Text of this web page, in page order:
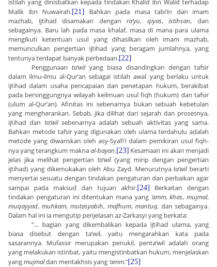
istilah yang dinisbatkan kepada tindakan Khalid ibn Walid terhadap
Malik ibn Nuwairah.[21] Bahkan pada masa tabi’in dan imam
mazhab, ijtihad disamakan denganra’yu, qiyas,istihsan, dan
sebagainya. Baru lah pada masa khalaf, masa di mana para ulama
mengikuti ketentuan usul yang dihasilkan oleh imam mazhab,
memunculkan pengertian ijtihad yang beragam jumlahnya, yang
tentunya terdapat banyak perbedaan.[22]
Penggunaan ta’wilyang biasa disandingkan dengan tafsir
dalam ilmu-ilmu al-Qur’an sebagai istilah awal yang berlaku untuk
ijtihad dalam usaha pencapaian dan penetapan hukum, berakibat
pada bersinggungnya wilayah keilmuan usul fiqh (hukum) dan tafsir
(ulum al-Qur’an). Afinitas ini sebenarnya bukan sebuah kebetulan
yang mengherankan. Sebab, jika dilihat dari sejarah dan prosesnya,
ijtihad dan ta’wilsebenarnya adalah sebuah aktivitas yang sama.
Bahkan metode tafsir yang digunakan oleh ulama terdahulu adalah
metode yang diwariskan oleh asy-Syafi’i dalam pemikiran usul fiqh-
nya yang terangkum maknaal-bayan.[23] Kesamaan ini akan menjadi
jelas jika melihat pengertian ta’wil(yang mirip dengan pengertian
ijtihad) yang dikemukakan oleh Abu Zayd. Menurutnyata’wilberarti
menyertai sesuatu dengan tindakan pengaturan dan perbaikan agar
sampai pada maksud dan tujuan akhir.[24] Berkaitan dengan
tindakan pengaturan ini ditentukan mana yang ‘amm,khas, mujmal,
muqayyad,muhkam,mutasyabih, mafhum, mantuq, dan sebagainya.
Dalam hal ini ia mengutip penjelasan az-Zarkasyi yang berkata:
“… bagian yang dikembalikan kepada ijtihad ulama, yang
biasa disebut dengan ta’wil, yaitu mengarahkan kata pada
sasarannya. Mufassir merupakan penukil, penta’wil adalah orang
yang melakukan istinbat, yaitu mengistinbatkan hukum, menjelaskan
yangmujmaldan mentakhsis yang ‘amm.”[25]